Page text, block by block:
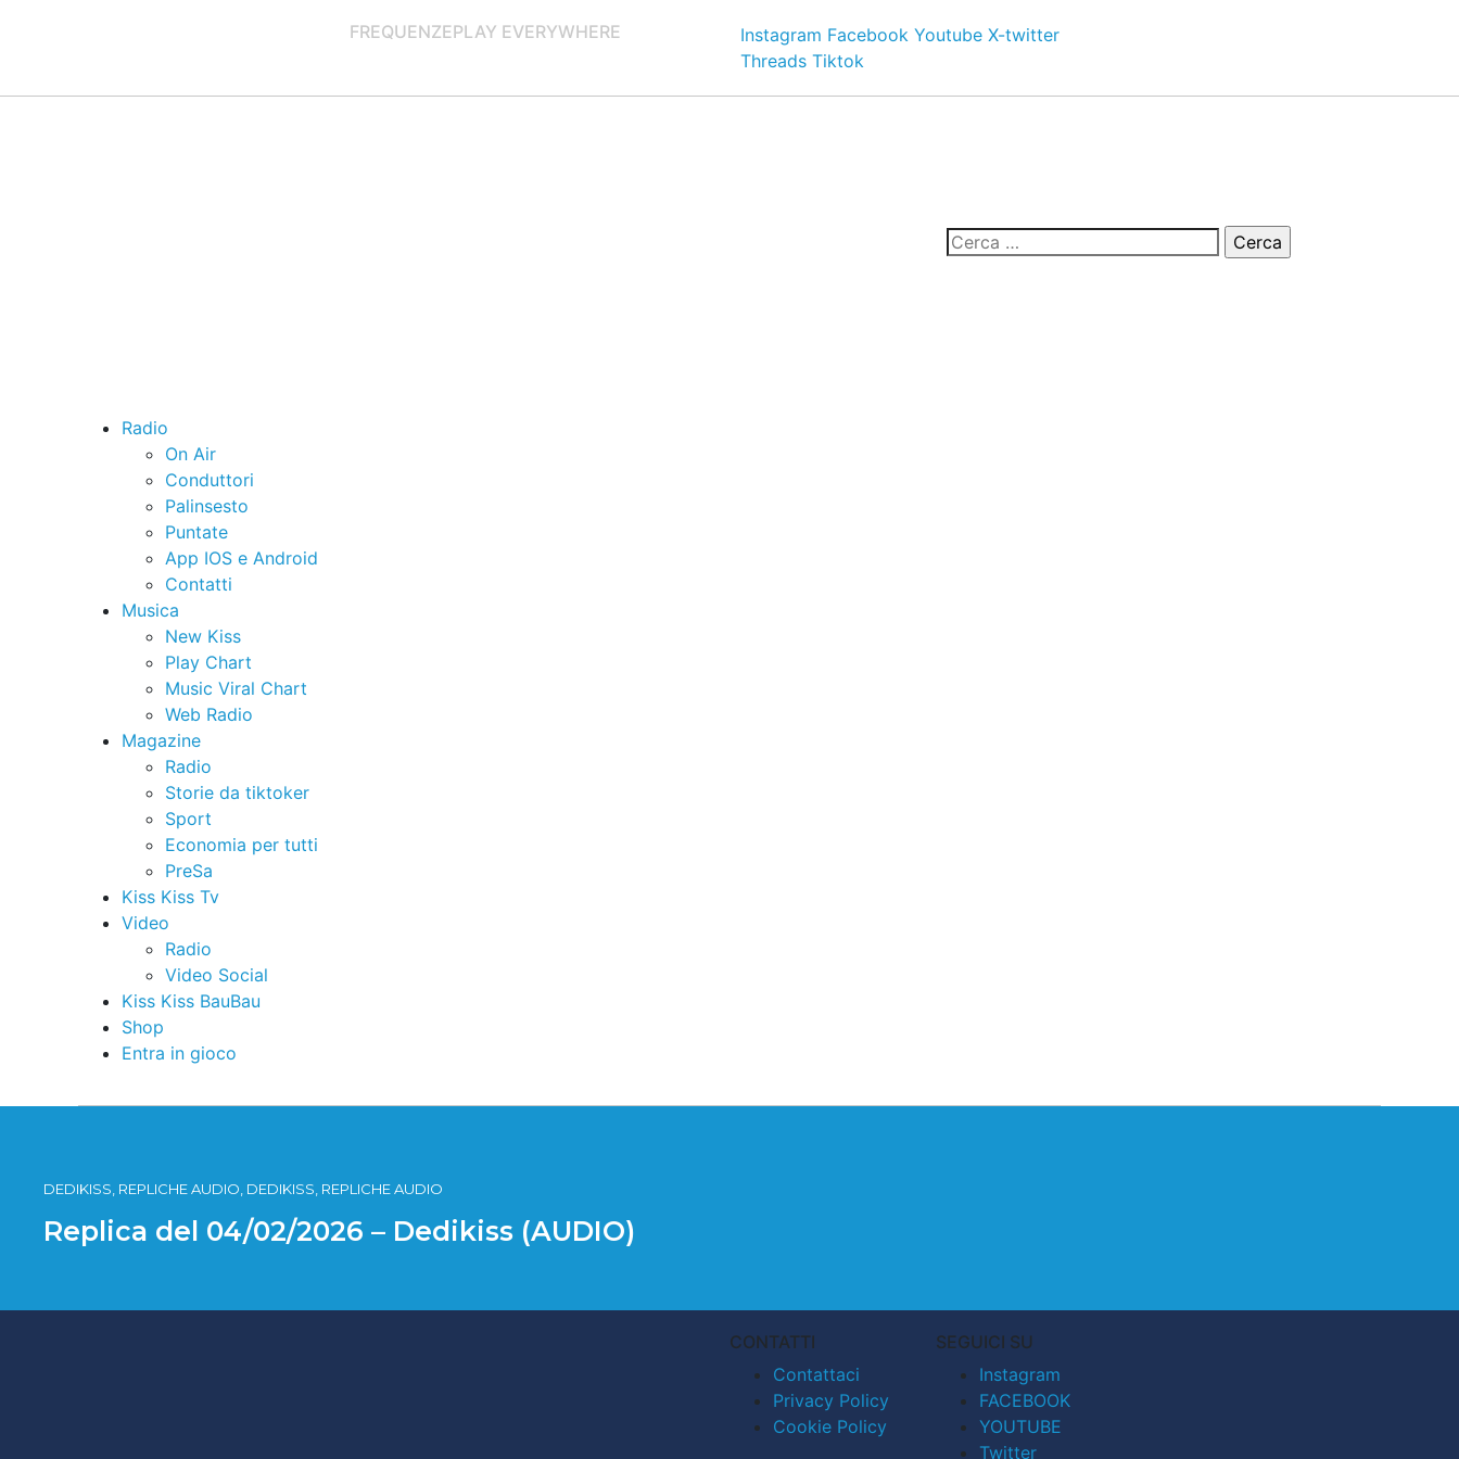
FREQUENZEPLAY EVERYWHERE Instagram Facebook Youtube X-twitter
Threads Tiktok
Radio
On Air
Conduttori
Palinsesto
Puntate
App IOS e Android
Contatti
Musica
New Kiss
Play Chart
Music Viral Chart
Web Radio
Magazine
Radio
Storie da tiktoker
Sport
Economia per tutti
PreSa
Kiss Kiss Tv
Video
Radio
Video Social
Kiss Kiss BauBau
Shop
Entra in gioco
DEDIKISS, REPLICHE AUDIO, DEDIKISS, REPLICHE AUDIO
Replica del 04/02/2026 – Dedikiss (AUDIO)
CONTATTI
Contattaci
Privacy Policy
Cookie Policy
SEGUICI SU
Instagram
FACEBOOK
YOUTUBE
Twitter